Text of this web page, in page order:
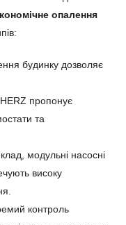
опалення
будинку дозволяє
пропонує
та
модульні насосні
високу
контроль